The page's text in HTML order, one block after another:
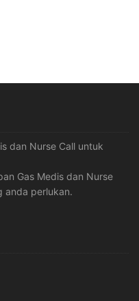
dan Nurse Call untuk
Gas Medis dan Nurse
anda perlukan.